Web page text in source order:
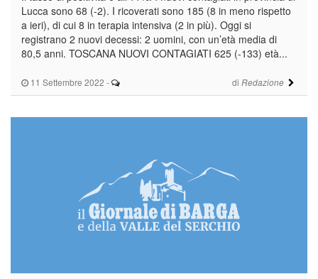
11 Settembre 2022 - di Redazione
Lucca sono 68 (-2). I ricoverati sono 185 (8 in meno rispetto
a ieri), di cui 8 in terapia intensiva (2 in più). Oggi si
registrano 2 nuovi decessi: 2 uomini, con un’età media di
80,5 anni. TOSCANA NUOVI CONTAGIATI 625 (-133) età...